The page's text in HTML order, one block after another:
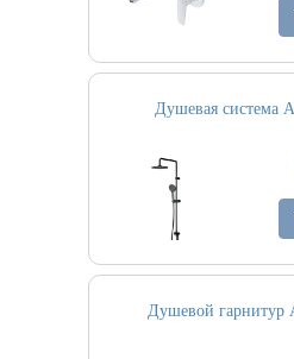
Душевая система
Душевой гарнитур